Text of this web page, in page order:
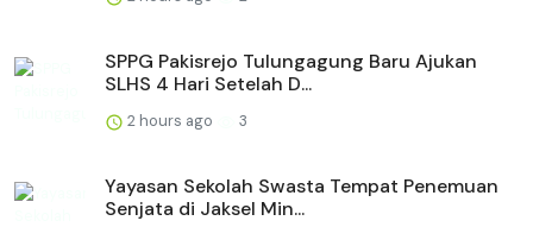
SPPG Pakisrejo Tulungagung Baru Ajukan
SLHS 4 Hari Setelah D...
2 hours ago 3
Yayasan Sekolah Swasta Tempat Penemuan
Senjata di Jaksel Min...